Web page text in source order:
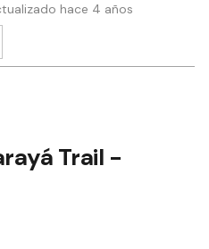
hace 4 años
Trail -